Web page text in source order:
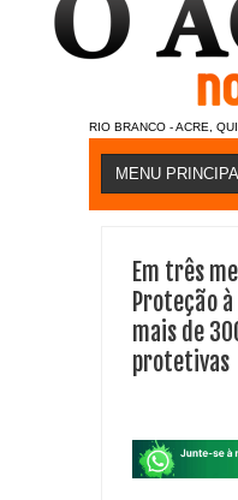
RIO BRANCO - ACRE,
Em três
Proteção
mais de
protetivas